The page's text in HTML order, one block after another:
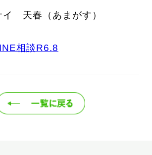
イ 天春（あまがす）
相談R6.8